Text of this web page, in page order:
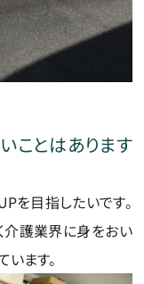
ことはあります
を目指したいです。
介護業界に身をおい
ます。